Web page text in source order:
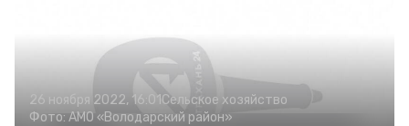
26 ноября 2022, 16:01 Сельское хозяйство
Фото:АМО «Володарский район»